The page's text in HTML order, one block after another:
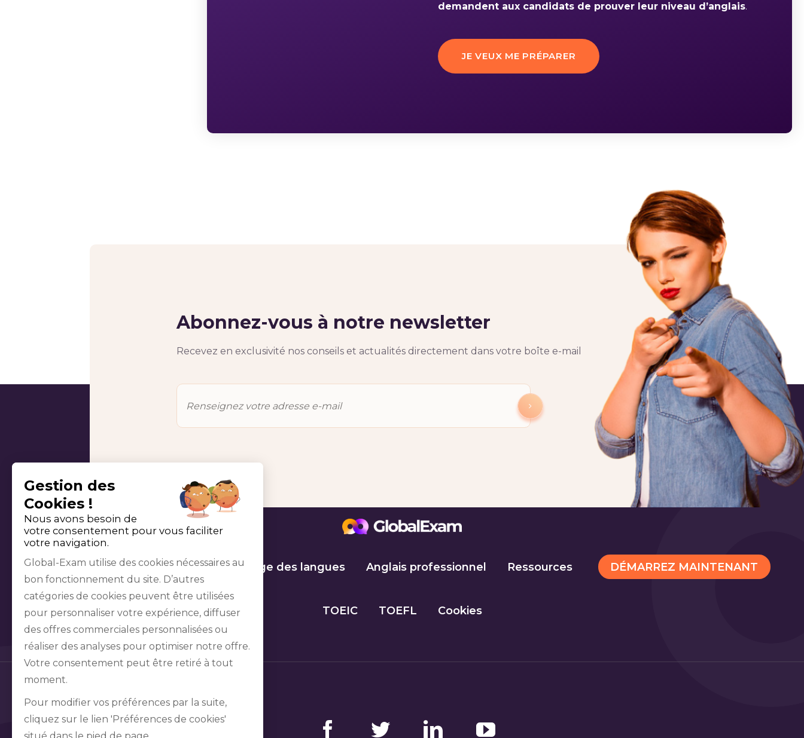
demandent aux candidats de prouver leur niveau d’anglais.
JE VEUX ME PRÉPARER
Abonnez-vous à notre newsletter
Recevez en exclusivité nos conseils et actualités directement dans votre boîte e-mail
Préparation aux examens Apprentissage des langues Anglais professionnel Ressources DÉMARREZ MAINTENANT
TOEIC TOEFL Cookies
Gestion des
Cookies !
Nous avons besoin de
votre consentement pour vous faciliter
votre navigation.
Global-Exam utilise des cookies nécessaires au
bon fonctionnement du site. D’autres
catégories de cookies peuvent être utilisées
pour personnaliser votre expérience, diffuser
des offres commerciales personnalisées ou
réaliser des analyses pour optimiser notre offre.
Votre consentement peut être retiré à tout
moment.
Pour modifier vos préférences par la suite,
cliquez sur le lien 'Préférences de cookies'
situé dans le pied de page.